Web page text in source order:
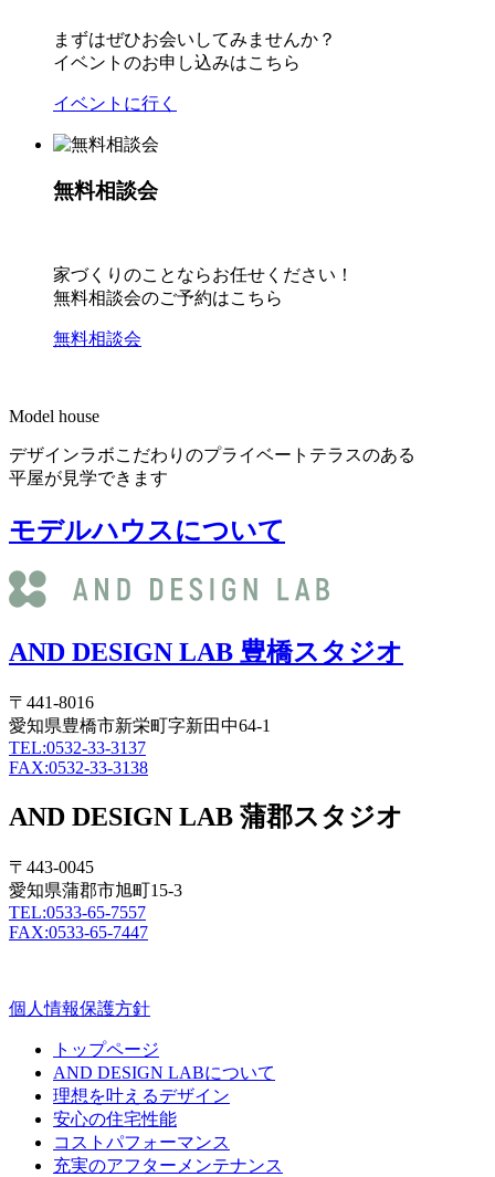
まずはぜひお会いしてみませんか？
イベントのお申し込みはこちら
イベントに行く
無料相談会
家づくりのことならお任せください！
無料相談会のご予約はこちら
無料相談会
Model house
デザインラボこだわりのプライベートテラスのある
平屋が見学できます
モデルハウスについて
AND DESIGN LAB 豊橋スタジオ
〒441-8016
愛知県豊橋市新栄町字新田中64-1
TEL:0532-33-3137
FAX:0532-33-3138
AND DESIGN LAB 蒲郡スタジオ
〒443-0045
愛知県蒲郡市旭町15-3
TEL:0533-65-7557
FAX:0533-65-7447
個人情報保護方針
トップページ
AND DESIGN LABについて
理想を叶えるデザイン
安心の住宅性能
コストパフォーマンス
充実のアフターメンテナンス